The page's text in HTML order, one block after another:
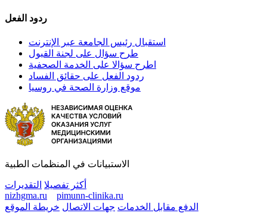
ردود الفعل
استقبال رئيس الجامعة عبر الإنترنت
طرح سؤال على لجنة القبول
اطرح سؤالا على الخدمة الصحفية
ردود الفعل على حقائق الفساد
موقع وزارة الصحة في روسيا
الاستبيانات في المنظمات الطبية
أكثر تفصيلا التقديرات
nizhgma.ru
pimunn-clinika.ru
الدفع مقابل الخدمات جهات الاتصال خريطة الموقع